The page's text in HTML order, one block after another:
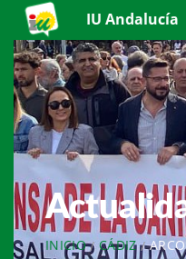
IU Andalucía
INICIO CÁDIZ